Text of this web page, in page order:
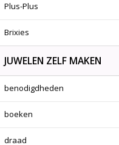
Plus-Plus
Brixies
JUWELEN ZELF MAKEN
benodigdheden
boeken
draad